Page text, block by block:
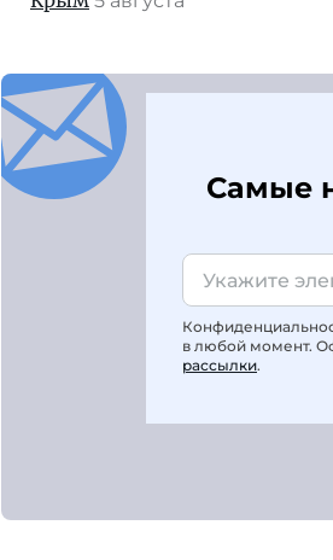
Самые
в любой момент.
рассылки.